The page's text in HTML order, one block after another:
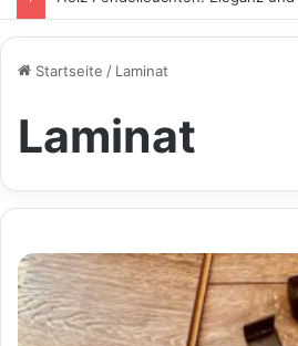
Startseite / Laminat
Laminat